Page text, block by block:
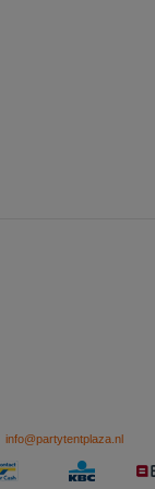
info@partytentplaza.nl